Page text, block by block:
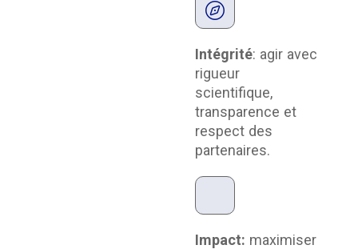
Intégrité: agir avec
rigueur
scientifique,
transparence et
respect des
partenaires.
Impact: maximiser